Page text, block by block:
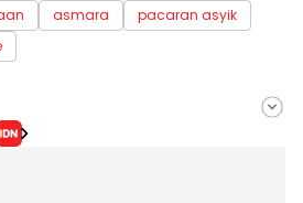
asmara
pacaran asyik